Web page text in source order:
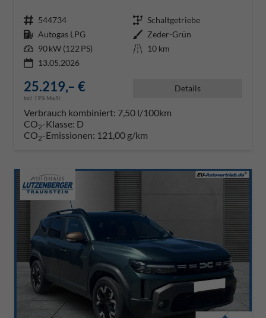
Fahrzeugnr. 544734 Getriebe Schaltgetriebe
Kraftstoff Autogas LPG Außenfarbe Zeder-Grün
Leistung 90 kW (122 PS) Kilometerstand 10 km
13.05.2026
25.219,– €
incl. 19% MwSt.
Details
Verbrauch kombiniert: 7,50 l/100km
CO2-Klasse: D
CO2-Emissionen: 121,00 g/km